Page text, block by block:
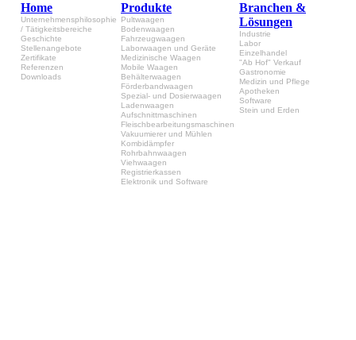
Home
Unternehmensphilosophie
/ Tätigkeitsbereiche
Geschichte
Stellenangebote
Zertifikate
Referenzen
Downloads
Produkte
Pultwaagen
Bodenwaagen
Fahrzeugwaagen
Laborwaagen und Geräte
Medizinische Waagen
Mobile Waagen
Behälterwaagen
Förderbandwaagen
Spezial- und Dosierwaagen
Ladenwaagen
Aufschnittmaschinen
Fleischbearbeitungsmaschinen
Vakuumierer und Mühlen
Kombidämpfer
Rohrbahnwaagen
Viehwaagen
Registrierkassen
Elektronik und Software
Branchen &
Lösungen
Industrie
Labor
Einzelhandel
"Ab Hof" Verkauf
Gastronomie
Medizin und Pflege
Apotheken
Software
Stein und Erden